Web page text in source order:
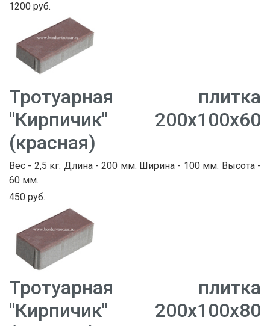
1200 руб.
Тротуарная плитка
"Кирпичик" 200х100х60
(красная)
Вес - 2,5 кг. Длина - 200 мм. Ширина - 100 мм. Высота -
60 мм.
450 руб.
Тротуарная плитка
"Кирпичик" 200х100х80